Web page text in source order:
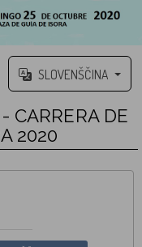
SLOVENŠČINA
CARRERA DE
2020